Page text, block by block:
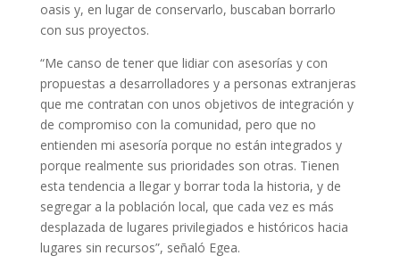
oasis y, en lugar de conservarlo, buscaban borrarlo
con sus proyectos.
“Me canso de tener que lidiar con asesorías y con
propuestas a desarrolladores y a personas extranjeras
que me contratan con unos objetivos de integración y
de compromiso con la comunidad, pero que no
entienden mi asesoría porque no están integrados y
porque realmente sus prioridades son otras. Tienen
esta tendencia a llegar y borrar toda la historia, y de
segregar a la población local, que cada vez es más
desplazada de lugares privilegiados e históricos hacia
lugares sin recursos”, señaló Egea.